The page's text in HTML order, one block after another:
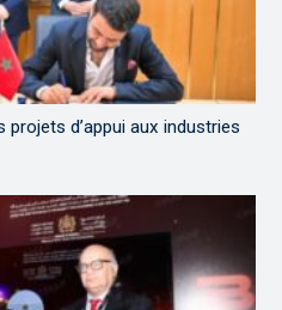
d’appui aux industries